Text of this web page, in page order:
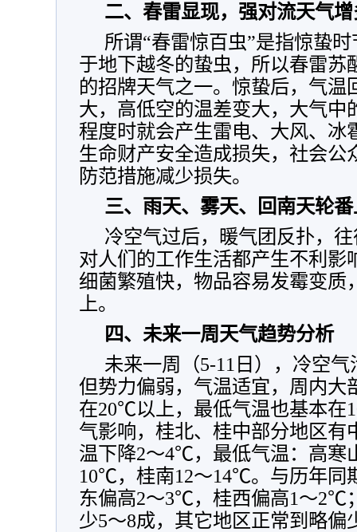
二、春雷显现，强对流天气
所谓“春雷惊百虫”是指惊蛰
于地下越冬的蛰虫，所以春雷苏
的招牌天气之一。惊蛰后，气温
大，高低空的温差变大，大气中
程度时就会产生雷电、大风、冰
生命财产安全造成损失，社会公
防范措施减少损失。
三、雨天、雾天、回南天轮
冷空气过后，暖气团反扑，
对人们的工作生活都产生不利影
细菌繁殖快，物品容易发霉变质
上。
四、未来一周天气趋势分析
未来一周（5-11日），冷空
但势力偏弱，气温适宜，周内大
在20℃以上，最低气温也基本在
气影响，桂北、桂中部分地区有
温下降2～4℃，最低气温：高寒
10℃，桂南12～14℃。与历年同
东偏高2～3℃，桂西偏高1～2℃
少5～8成，其它地区正常到略偏